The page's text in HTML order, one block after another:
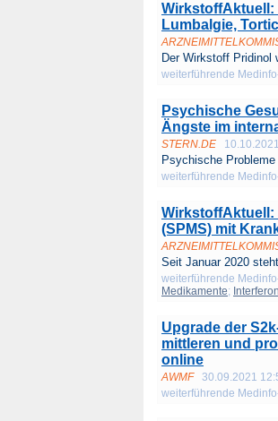
WirkstoffAktuell:
Lumbalgie,
Der Wirkstoff Pridinol
weiterführende
Psychische
Ängste im
STERN.DE
Psychische
weiterführende
WirkstoffAktuell:
(SPMS) mit
Seit Januar 2020
weiterführende
Medikamente;
Upgrade der
mittleren und
online
AWMF
30.09.2021
weiterführende